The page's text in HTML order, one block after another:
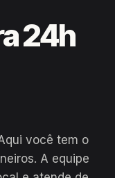
24h
você tem o
A equipe